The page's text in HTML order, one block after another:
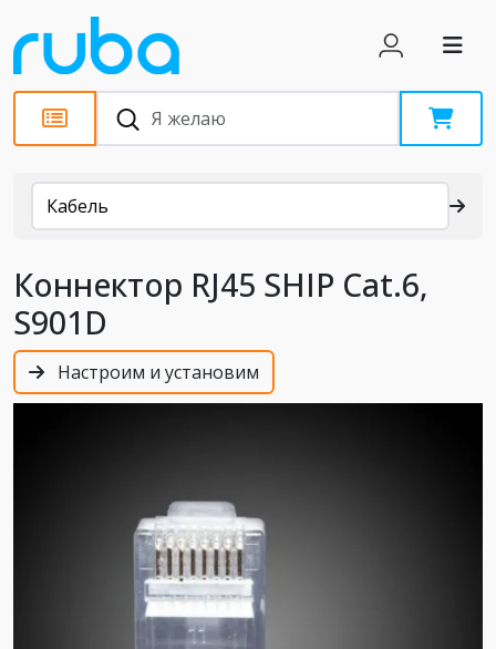
Каталог
Кабель
Коннектор RJ45 SHIP Cat.6,
S901D
Настроим и установим